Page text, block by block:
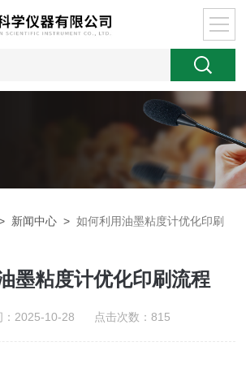
新闻中心 >如何利用油墨粘度计优化印刷
墨粘度计优化印刷流程
：2025-10-28 点击次数：815